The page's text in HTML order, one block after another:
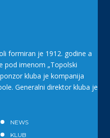
formiran je 1912. godine a
pod imenom „Topolski
kluba je kompanija
Generalni direktor kluba je
NEWS
KLUB